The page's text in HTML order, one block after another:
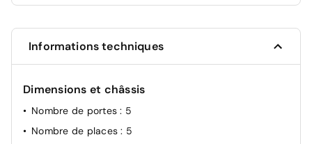
Informations techniques
Dimensions et châssis
Nombre de portes: 5
Nombre de places: 5